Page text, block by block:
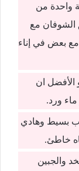
واحدة من
الشوفان مع
بعض في إناء
ان
ورد.
بسيط وهادي
خاطئ.
والجبين